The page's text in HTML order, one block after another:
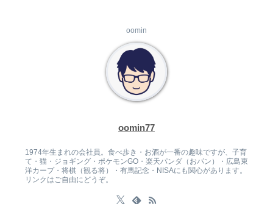
oomin
oomin77
1974年生まれの会社員。食べ歩き・お酒が一番の趣味ですが、子育
て・猫・ジョギング・ポケモンGO・楽天パンダ（おパン）・広島東
洋カープ・将棋（観る将）・有馬記念・NISAにも関心があります。
リンクはご自由にどうぞ。